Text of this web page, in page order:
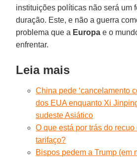
instituições políticas não será um
duração. Este, e não a guerra
problema que a Europa e o
enfrentar.
Leia mais
China pede ‘cancelamento
dos EUA enquanto Xi
sudeste Asiático
O que está por trás do recuo
tarifaço?
Bispos pedem a Trump (em